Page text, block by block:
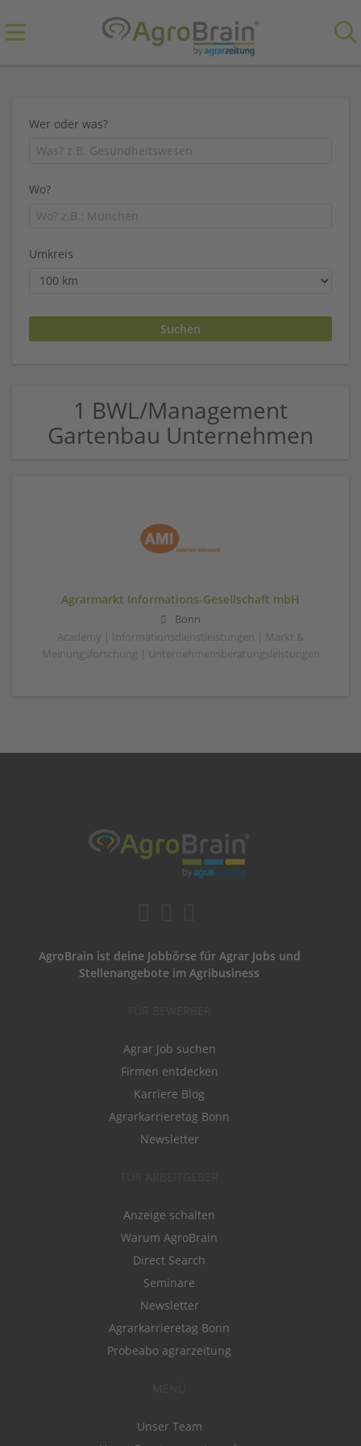
Wer oder was?
Wo?
Umkreis
1 BWL/Management
Gartenbau Unternehmen
Agrarmarkt Informations-Gesellschaft mbH
Bonn
Academy | Informationsdienstleistungen | Markt &
Meinungsforschung | Unternehmensberatungsleistungen
AgroBrain ist deine Jobbörse für Agrar Jobs und
Stellenangebote im Agribusiness
Agrar Job suchen
Firmen entdecken
Karriere Blog
Agrarkarrieretag Bonn
Newsletter
Anzeige schalten
Warum AgroBrain
Direct Search
Seminare
Newsletter
Agrarkarrieretag Bonn
Probeabo agrarzeitung
Unser Team